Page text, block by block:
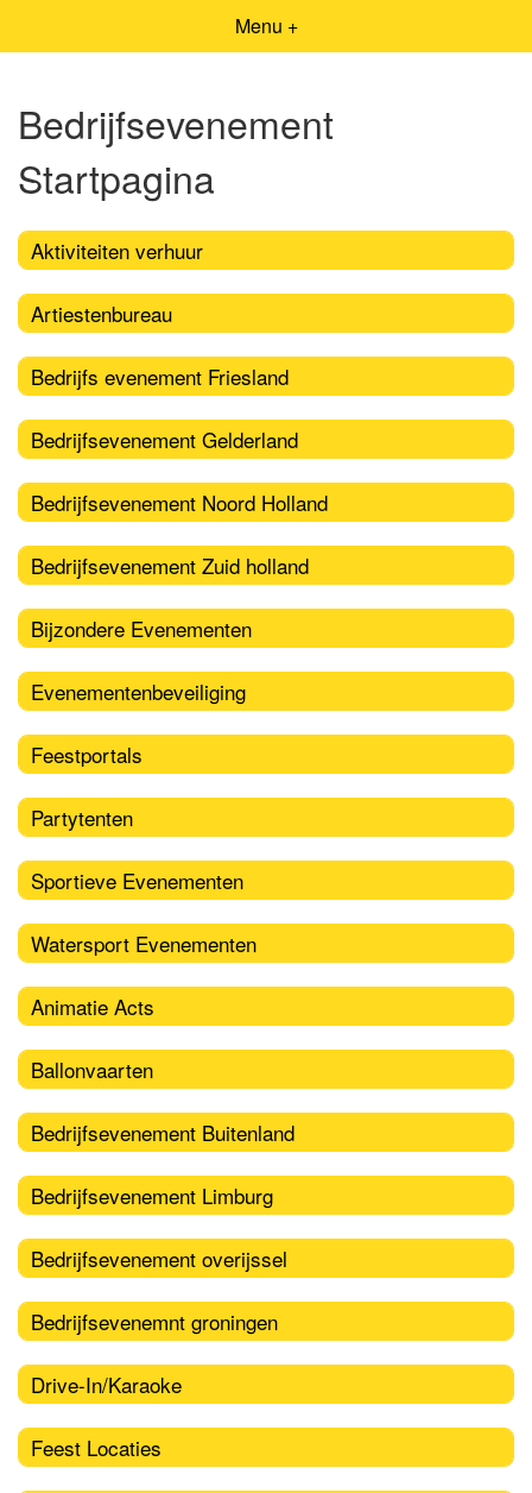
Menu +
Bedrijfsevenement
Startpagina
Aktiviteiten verhuur
Artiestenbureau
Bedrijfs evenement Friesland
Bedrijfsevenement Gelderland
Bedrijfsevenement Noord Holland
Bedrijfsevenement Zuid holland
Bijzondere Evenementen
Evenementenbeveiliging
Feestportals
Partytenten
Sportieve Evenementen
Watersport Evenementen
Animatie Acts
Ballonvaarten
Bedrijfsevenement Buitenland
Bedrijfsevenement Limburg
Bedrijfsevenement overijssel
Bedrijfsevenemnt groningen
Drive-In/Karaoke
Feest Locaties